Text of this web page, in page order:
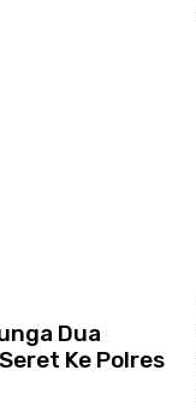
Dua
Ke Polres